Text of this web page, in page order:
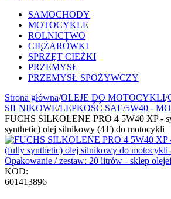
SAMOCHODY
MOTOCYKLE
ROLNICTWO
CIĘŻARÓWKI
SPRZĘT CIEŻKI
PRZEMYSŁ
PRZEMYSŁ SPOŻYWCZY
Strona główna/OLEJE DO MOTOCYKLI/
SILNIKOWE/LEPKOŚĆ SAE/5W40 -
FUCHS SILKOLENE PRO 4 5W40 XP -
synthetic) olej silnikowy (4T) do motocykli
KOD:
601413896